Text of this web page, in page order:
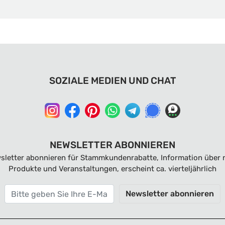
SOZIALE MEDIEN UND CHAT
NEWSLETTER ABONNIEREN
abonnieren für Stammkundenrabatte, Information über
Produkte und Veranstaltungen, erscheint ca. vierteljährlich
Newsletter abonnieren